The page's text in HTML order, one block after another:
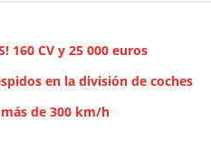
160 CV y 25 000 euros
en la división de coches
más de 300 km/h